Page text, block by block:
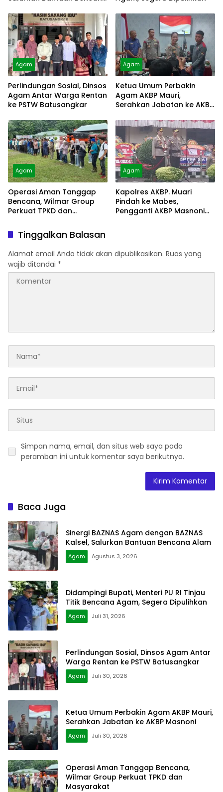
Agam
Perlindungan Sosial, Dinsos
Agam Antar Warga Rentan
ke PSTW Batusangkar
Agam
Ketua Umum Perbakin
Agam AKBP Mauri,
Serahkan Jabatan ke AKBP
Agam
Operasi Aman Tanggap
Bencana, Wilmar Group
Perkuat TPKD dan
Agam
Kapolres AKBP. Muari
Pindah ke Mabes,
Pengganti AKBP Masnoni
Tinggalkan Balasan
Alamat email Anda tidak akan dipublikasikan. Ruas yang
wajib ditandai *
Simpan nama, email, dan situs web saya pada
peramban ini untuk komentar saya berikutnya.
Baca Juga
Sinergi BAZNAS Agam dengan BAZNAS
Kalsel, Salurkan Bantuan Bencana Alam
Agam Agustus 3, 2026
Didampingi Bupati, Menteri PU RI Tinjau
Titik Bencana Agam, Segera Dipulihkan
Agam Juli 31, 2026
Perlindungan Sosial, Dinsos Agam Antar
Warga Rentan ke PSTW Batusangkar
Agam Juli 30, 2026
Ketua Umum Perbakin Agam AKBP Mauri,
Serahkan Jabatan ke AKBP Masnoni
Agam Juli 30, 2026
Operasi Aman Tanggap Bencana,
Wilmar Group Perkuat TPKD dan
Masyarakat